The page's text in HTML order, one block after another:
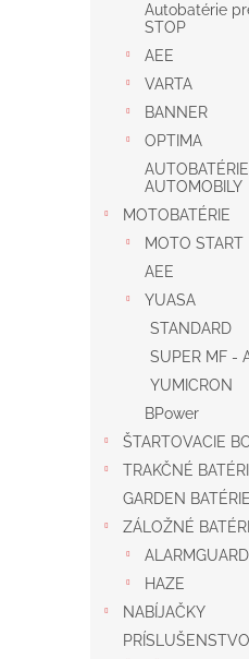
Autobatérie
STOP
AEE
VARTA
BANNER
OPTIMA
AUTOMOBILY
MOTOBATÉRIE
MOTO START
AEE
YUASA
STANDARD
SUPER MF -
YUMICRON
BPower
ŠTARTOVACIE
TRAKČNÉ
GARDEN BATÉRIE
ZÁLOŽNÉ
ALARMGUARD
HAZE
NABÍJAČKY
PRÍSLUŠENSTVO